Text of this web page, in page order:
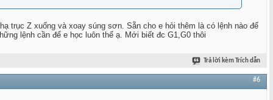
trục Z xuống và xoay súng sơn. Sẵn cho e hỏi thêm là có lệnh nào để
lệnh cần để e học luôn thể ạ. Mới biết đc G1,G0 thôi
Trả lời kèm Trích dẫn
#6